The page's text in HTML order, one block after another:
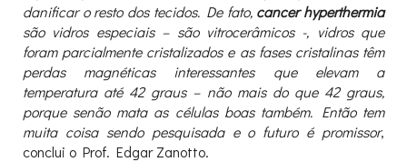
danificar o resto dos tecidos. De fato, cancer hyperthermia
são vidros especiais – são vitrocerâmicos -, vidros que
foram parcialmente cristalizados e as fases cristalinas têm
perdas magnéticas interessantes que elevam a
temperatura até 42 graus – não mais do que 42 graus,
porque senão mata as células boas também. Então tem
muita coisa sendo pesquisada e o futuro é promissor,
conclui o Prof. Edgar Zanotto.